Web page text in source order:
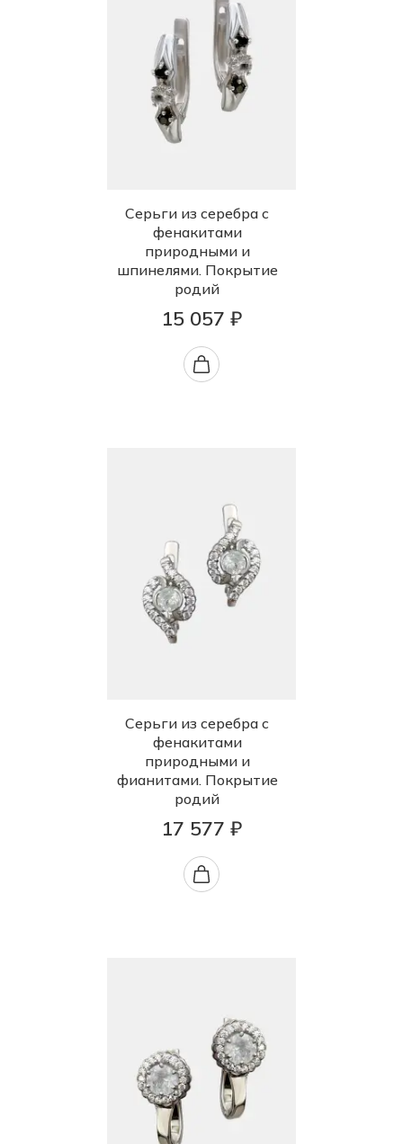
Серьги из серебра с
фенакитами
природными и
шпинелями. Покрытие
родий
15 057 ₽
Серьги из серебра с
фенакитами
природными и
фианитами. Покрытие
родий
17 577 ₽